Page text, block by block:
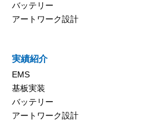
バッテリー
アートワーク設計
実績紹介
EMS
基板実装
バッテリー
アートワーク設計